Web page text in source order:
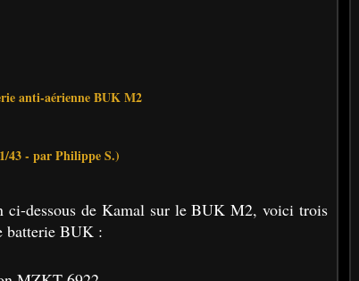
anti-aérienne BUK M2
43 - par Philippe S.)
ci-dessous de Kamal sur le BUK M2, voici trois
batterie BUK :